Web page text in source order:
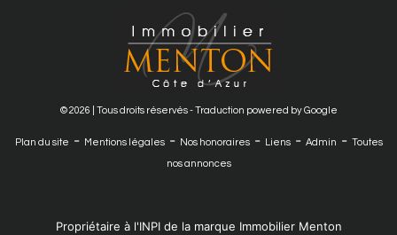
© 2026 | Tous droits réservés - Traduction powered by Google
Plan du site - Mentions légales- Nos honoraires- Liens- Admin - Toutes
nos annonces
Propriétaire à l'INPI de la marque Immobilier Menton